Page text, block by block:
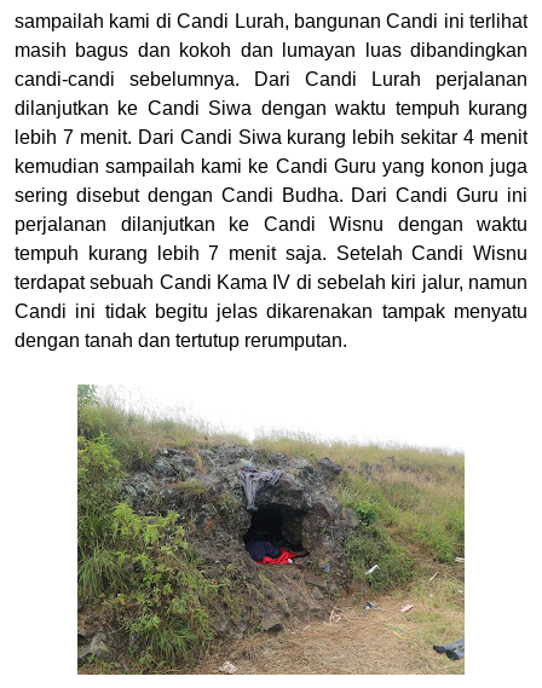
sampailah kami di Candi Lurah, bangunan Candi ini terlihat
masih bagus dan kokoh dan lumayan luas dibandingkan
candi-candi sebelumnya. Dari Candi Lurah perjalanan
dilanjutkan ke Candi Siwa dengan waktu tempuh kurang
lebih 7 menit. Dari Candi Siwa kurang lebih sekitar 4 menit
kemudian sampailah kami ke Candi Guru yang konon juga
sering disebut dengan Candi Budha. Dari Candi Guru ini
perjalanan dilanjutkan ke Candi Wisnu dengan waktu
tempuh kurang lebih 7 menit saja. Setelah Candi Wisnu
terdapat sebuah Candi Kama IV di sebelah kiri jalur, namun
Candi ini tidak begitu jelas dikarenakan tampak menyatu
dengan tanah dan tertutup rerumputan.